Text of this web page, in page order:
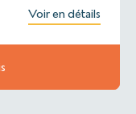
Voir en détails